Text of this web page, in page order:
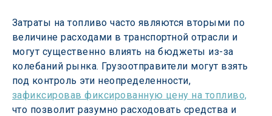
Затраты на топливо часто являются вторыми по
величине расходами в транспортной отрасли и
могут существенно влиять на бюджеты из-за
колебаний рынка. Грузоотправители могут взять
под контроль эти неопределенности,
зафиксировав фиксированную цену на топливо,
что позволит разумно расходовать средства и